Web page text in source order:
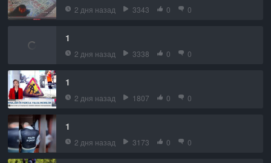
2 дня назад 3343 0 0
1
2 дня назад 3338 0 0
1
2 дня назад 1807 0 0
1
2 дня назад 3173 0 0